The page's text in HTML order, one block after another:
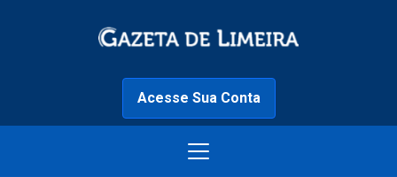
Acesse Sua Conta